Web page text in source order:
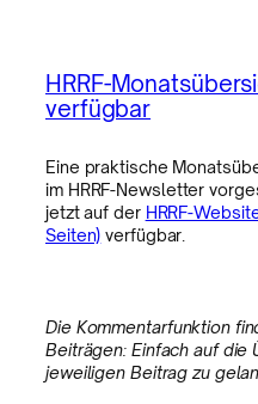
HRRF-
verfügbar
Eine praktische
im HRRF-Newsletter
jetzt auf der HRRF-
Seiten) verfügbar.
Die Kommentarfunktion
Beiträgen: Einfach auf die
jeweiligen Beitrag zu